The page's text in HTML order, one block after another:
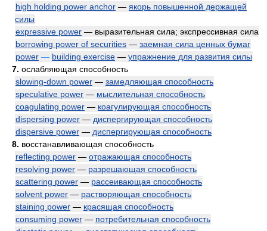
high holding power anchor — якорь повышенной держащей
силы
expressive power — выразительная сила; экспрессивная сила
borrowing power of securities — заемная сила ценных бумаг
power — building exercise — упражнение для развития силы
7. ослабляющая способность
slowing-down power — замедляющая способность
speculative power — мыслительная способность
coagulating power — коагулирующая способность
dispersing power — диспергирующая способность
dispersive power — диспергирующая способность
8. восстанавливающая способность
reflecting power — отражающая способность
resolving power — разрешающая способность
scattering power — рассеивающая способность
solvent power — растворяющая способность
staining power — красящая способность
consuming power — потребительная способность